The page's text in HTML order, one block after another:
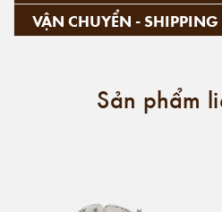
VẬN CHUYỂN - SHIPPING
Sản phẩm